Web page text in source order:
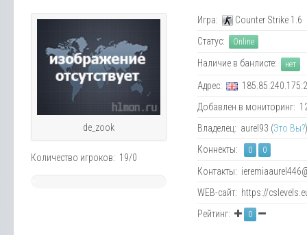
de_zook
Количество игроков: 19/0
Игра:
Counter Strike 1.6
Статус:
Online
Наличие в банлисте: нет
Адрес:
Добавлен в мониторинг:
Владелец: aurel93 (Это Вы?
Коннекты:
0 0
Контакты:
WEB-сайт: https://
Рейтинг:
0